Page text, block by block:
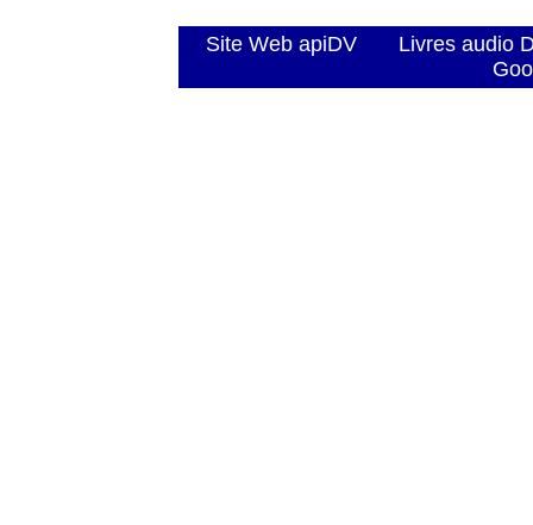
Site Web apiDV
Livres audio